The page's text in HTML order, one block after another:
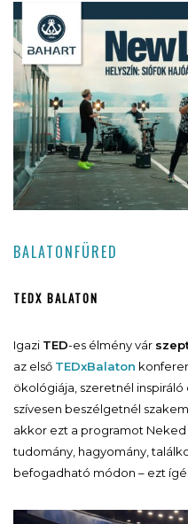
BALATONFÜRED
TEDX BALATON
Igazi TED-es élmény vár
az első TEDxBalaton
ökológiája, szeretnél inspiráló
szívesen beszélgetnél
akkor ezt a programot Neked
tudomány, hagyomány,
befogadható módon – ezt